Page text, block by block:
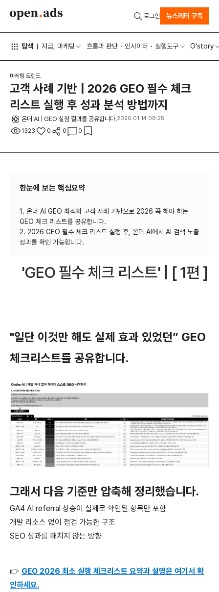
탐색 지금, 마케팅 흐름과 판단 인사이터 실행도구 O'story
로그인 뉴스레터 구독
마케팅 트렌드
고객 사례 기반 | 2026 GEO 필수 체크
리스트 실행 후 성과 분석 방법까지
온더 AI | GEO 실험 결과를 공유합니다.2026.01.14 08:25
1323 0 0 0
한눈에 보는 핵심요약
1. 온더 AI GEO 최적화 고객 사례 기반으로 2026 꼭 해야 하는
GEO 체크 리스트를 공유합니다.
2. 2026 GEO 필수 체크 리스트 실행 후, 온더 AI에서 AI 검색 노출
'GEO 필수 체크 리스트' | [ 1편 ]
"일단 이것만 해도 실제 효과 있었던” GEO
체크리스트를 공유합니다.
그래서 다음 기준만 압축해 정리했습니다.
GA4 AI referral 상승이 실제로 확인된 항목만 포함
개발 리소스 없이 점검 가능한 구조
SEO 성과를 해치지 않는 방향
👉 GEO 2026 최소 실행 체크리스트 요약과 설명은 여기서 확
인하세요.